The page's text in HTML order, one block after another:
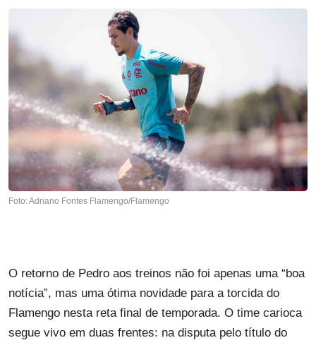
Foto: Adriano Fontes Flamengo/Flamengo
O retorno de Pedro aos treinos não foi apenas uma “boa
notícia”, mas uma ótima novidade para a torcida do
Flamengo nesta reta final de temporada. O time carioca
segue vivo em duas frentes: na disputa pelo título do